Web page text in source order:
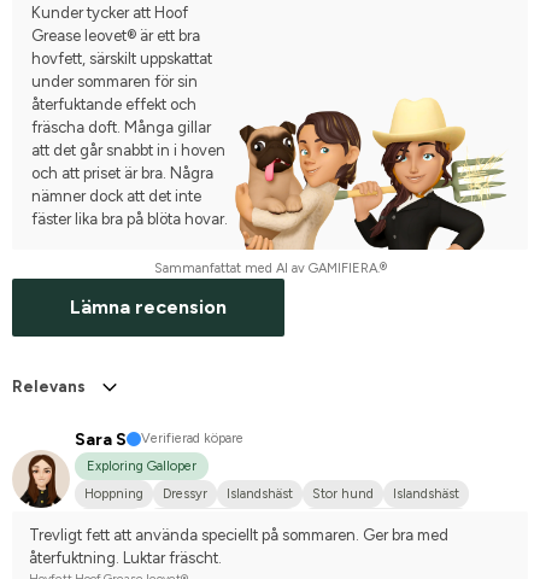
Kunder tycker att Hoof
Grease leovet® är ett bra
hovfett, särskilt uppskattat
under sommaren för sin
återfuktande effekt och
fräscha doft. Många gillar
att det går snabbt in i hoven
och att priset är bra. Några
nämner dock att det inte
fäster lika bra på blöta hovar.
Sammanfattat med AI av GAMIFIERA.®
Lämna recension
Relevans
Sara S
Verifierad köpare
Exploring Galloper
Hoppning
Dressyr Islandshäst Stor hund
Islandshäst
Tävlingsrider på hobbynivå
Trevligt fett att använda speciellt på sommaren. Ger bra med
återfuktning. Luktar fräscht.